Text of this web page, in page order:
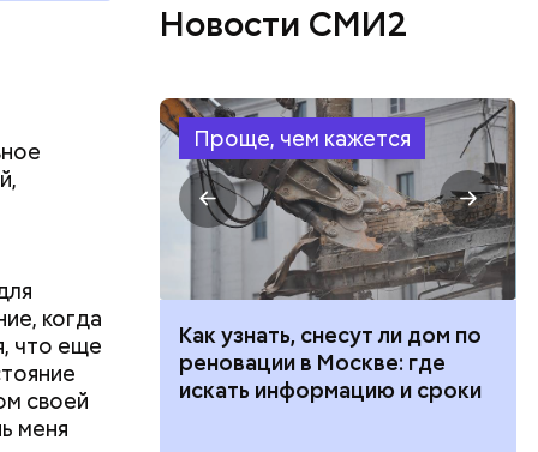
когда
что еще
своей
меня
Новости СМИ2
Проще, чем кажется
тысяч
при
кто может
нужны
Как узнать, снесут ли дом по
реновации в Москве: где
искать информацию и сроки